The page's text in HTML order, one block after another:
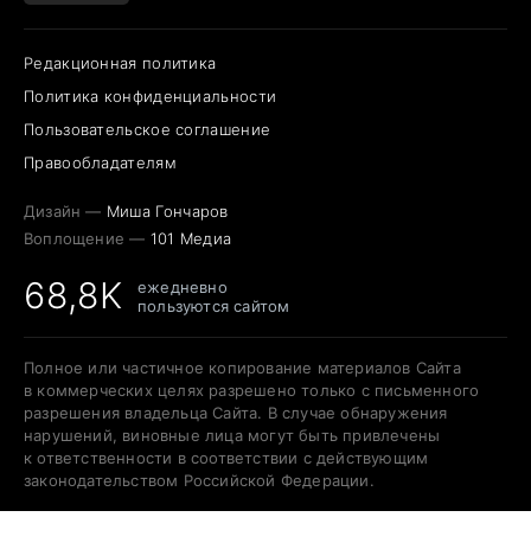
Редакционная политика
Политика конфиденциальности
Пользовательское соглашение
Правообладателям
Дизайн — Миша Гончаров
Воплощение — 101 Медиа
68,8K
ежедневно
пользуются сайтом
Полное или частичное копирование материалов Сайта
в коммерческих целях разрешено только с письменного
разрешения владельца Сайта. В случае обнаружения
нарушений, виновные лица могут быть привлечены
к ответственности в соответствии с действующим
законодательством Российской Федерации.